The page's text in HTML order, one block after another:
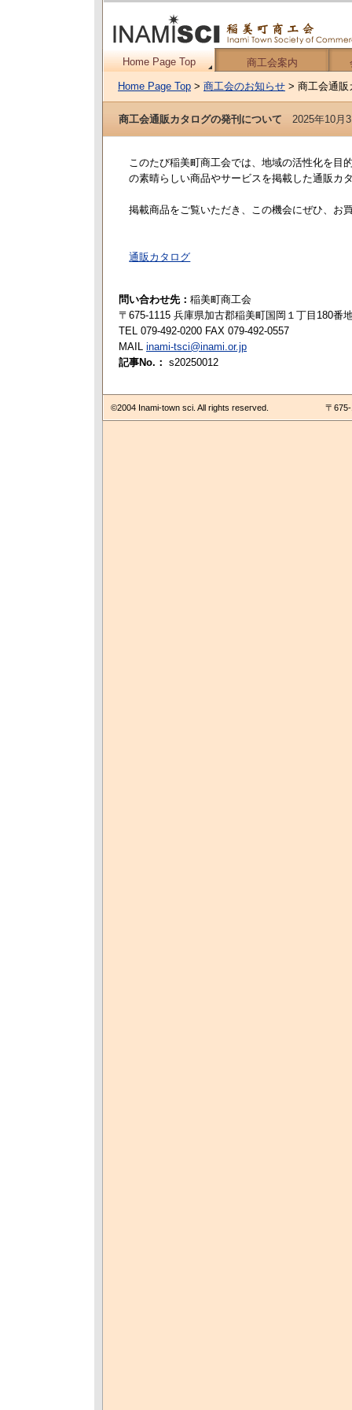
Home Page Top 商工会案内
Home Page Top > 商工会のお知らせ > 商工会通販
商工会通販カタログの発刊について 2025年10月
このたび稲美町商工会では、地域の活性化を目
の素晴らしい商品やサービスを掲載した通販カ
掲載商品をご覧いただき、この機会にぜひ、お
通販カタログ
問い合わせ先： 稲美町商工会
〒675-1115 兵庫県加古郡稲美町国岡１丁目180番
TEL 079-492-0200 FAX 079-492-0557
MAIL inami-tsci@inami.or.jp
記事No.： s20250012
〒
©2004 Inami-town sci. All rights reserved.